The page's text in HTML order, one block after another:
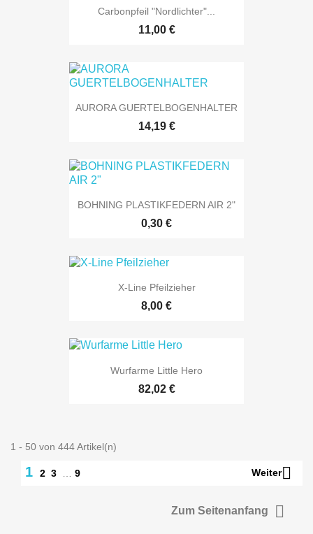
Carbonpfeil "Nordlichter"...
11,00 €
AURORA GUERTELBOGENHALTER
14,19 €
BOHNING PLASTIKFEDERN AIR 2"
0,30 €
X-Line Pfeilzieher
8,00 €
Wurfarme Little Hero
82,02 €
1 - 50 von 444 Artikel(n)
1 2 3 9 Weiter
Zum Seitenanfang 